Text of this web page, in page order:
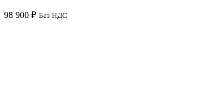
98 900 ₽ Без НДС